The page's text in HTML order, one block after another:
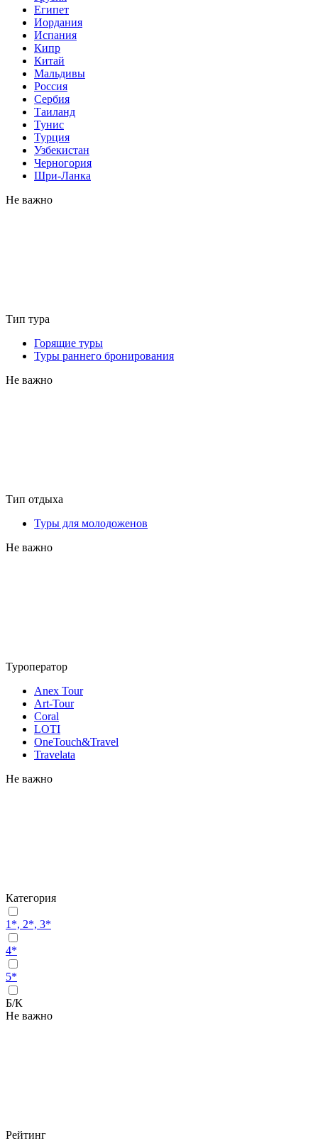
Египет
Иордания
Испания
Кипр
Китай
Мальдивы
Россия
Сербия
Таиланд
Тунис
Турция
Узбекистан
Черногория
Шри-Ланка
Не важно
Тип тура
Горящие туры
Туры раннего бронирования
Не важно
Тип отдыха
Туры для молодоженов
Не важно
Туроператор
Anex Tour
Art-Tour
Coral
LOTI
OneTouch&Travel
Travelata
Не важно
Категория
1*, 2*, 3*
4*
5*
Б/К
Не важно
Рейтинг